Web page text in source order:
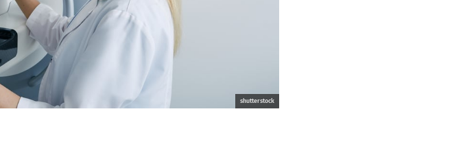
shutterstock